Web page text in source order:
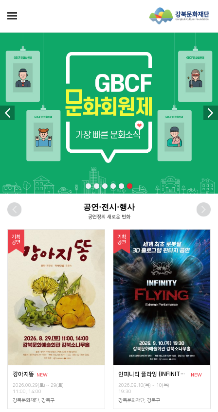
공연·전시·행사
공연장의 새로운 변화
기획
공연
강아지똥 NEW
2026.08.29(토) ~ 29(토)
11:00, 14:00
강북문화재단, 강북구
기획
공연
인피니티 플라잉 (INFINITY FLYING)
NEW
2026.09.10(목) ~ 10(목)
19:30
강북문화재단, 강북구